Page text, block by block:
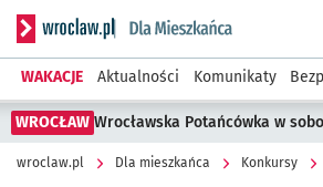
Serwis informacyjny wroclaw.pl
WAKACJE Aktualności Komunikaty
WROCŁAW Wrocławska Potańcówka w
wroclaw.pl Dla mieszkańca Konkursy